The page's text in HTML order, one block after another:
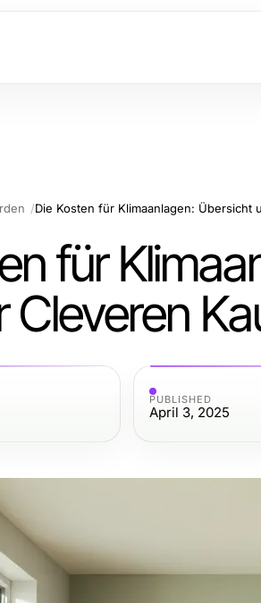
Die Kosten für Klimaanlagen: Übersicht
für
Cleveren
PUBLISHED
April 3, 2025